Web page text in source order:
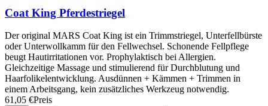
Coat King Pferdestriegel
Der original MARS Coat King ist ein Trimmstriegel, Unterfellbürste
oder Unterwollkamm für den Fellwechsel. Schonende Fellpflege
beugt Hautirritationen vor. Prophylaktisch bei Allergien.
Gleichzeitige Massage und stimulierend für Durchblutung und
Haarfolikelentwicklung. Ausdünnen + Kämmen + Trimmen in
einem Arbeitsgang, kein zusätzliches Werkzeug notwendig.
61,05 €Preis